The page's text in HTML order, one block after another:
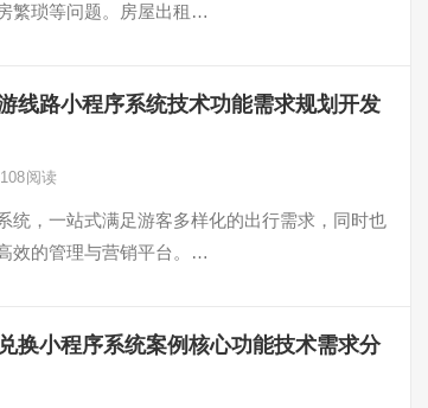
繁琐等问题。房屋出租…
线路小程序系统技术功能需求规划开发
108阅读
统，一站式满足游客多样化的出行需求，同时也
效的管理与营销平台。…
换小程序系统案例核心功能技术需求分